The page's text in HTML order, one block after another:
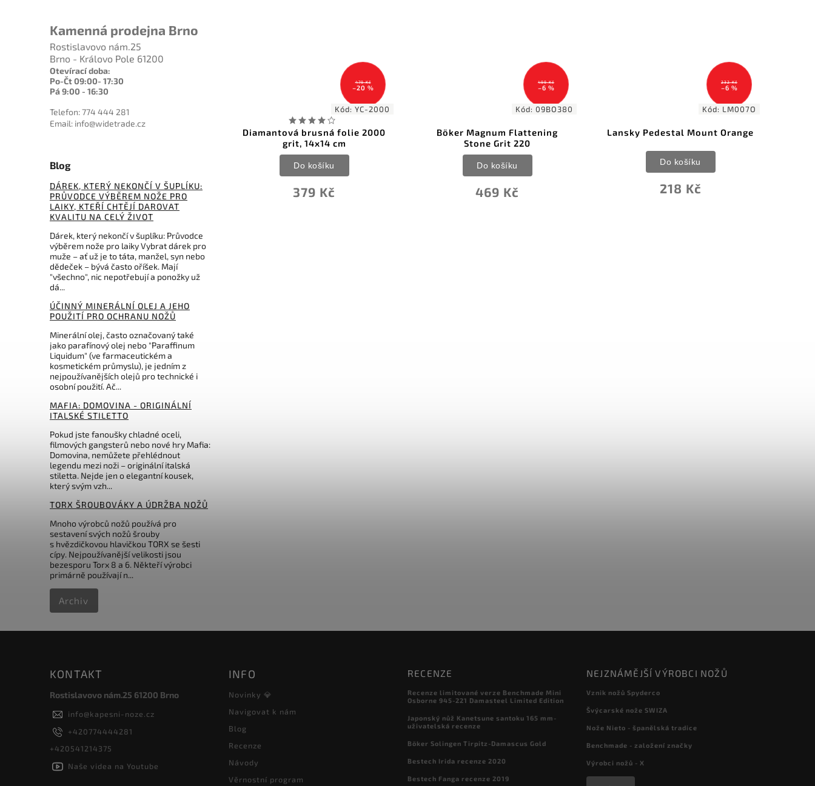
Kamenná prodejna Brno
Rostislavovo nám.25
Brno - Královo Pole 61200
Otevírací doba:
Po-Čt 09:00- 17:30
Pá 9:00 - 16:30
Telefon: 774 444 281
Email: info@widetrade.cz
Blog
DÁREK, KTERÝ NEKONČÍ V ŠUPLÍKU:
PRŮVODCE VÝBĚREM NOŽE PRO
LAIKY, KTEŘÍ CHTĚJÍ DAROVAT
KVALITU NA CELÝ ŽIVOT
Dárek, který nekončí v šuplíku: Průvodce
výběrem nože pro laiky Vybrat dárek pro
muže – ať už je to táta, manžel, syn nebo
dědeček – bývá často oříšek. Mají
"všechno", nic nepotřebují a ponožky už
dá...
ÚČINNÝ MINERÁLNÍ OLEJ A JEHO
POUŽITÍ PRO OCHRANU NOŽŮ
Minerální olej, často označovaný také
jako parafínový olej nebo "Paraffinum
Liquidum" (ve farmaceutickém a
kosmetickém průmyslu), je jedním z
nejpoužívanějších olejů pro technické i
osobní použití. Ač...
MAFIA: DOMOVINA - ORIGINÁLNÍ
ITALSKÉ STILETTO
Pokud jste fanoušky chladné oceli,
filmových gangsterů nebo nové hry Mafia:
Domovina, nemůžete přehlédnout
legendu mezi noži – originální italská
stiletta. Nejde jen o elegantní kousek,
který svým vzh...
TORX ŠROUBOVÁKY A ÚDRŽBA NOŽŮ
Mnoho výrobců nožů používá pro
sestavení svých nožů šrouby
s hvězdičkovou hlavičkou TORX se šesti
cípy. Nejpoužívanější velikosti jsou
bezesporu Torx 8 a 6. Někteří výrobci
primárně používají n...
Archiv
Kód:
877 Kč
479 Kč
–20 %
YC-2000
Diamantová brusná folie 2000
grit, 14x14 cm
379 Kč
Do košíku
499 Kč
–6 %
09BO380
Böker Magnum Flattening
Stone Grit 220
469 Kč
Do košíku
232 Kč
–6 %
LM007O
Lansky Pedestal Mount Orange
218 Kč
Do košíku
KONTAKT
Rostislavovo nám.25 61200 Brno
info@kapesni-noze.cz
+420774444281
+420541214375
Naše videa na Youtube
INFO
Novinky 💎
Navigovat k nám
Blog
Recenze
Návody
Věrnostní program
RECENZE
Recenze limitované verze Benchmade Mini
Osborne 945-221 Damasteel Limited Edition
Japonský nůž Kanetsune santoku 165 mm-
uživatelská recenze
Böker Solingen Tirpitz-Damascus Gold
Bestech Irida recenze 2020
Bestech Fanga recenze 2019
NEJZNÁMĚJŠÍ VÝROBCI NOŽŮ
Vznik nožů Spyderco
Švýcarské nože SWIZA
Nože Nieto - španělská tradice
Benchmade - založení značky
Výrobci nožů - X